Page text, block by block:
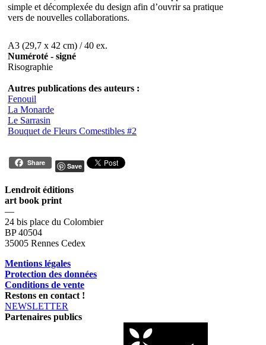
simple et décomplexée du design afin d’ouvrir sa pratique
vers de nouvelles collaborations.
A3 (29,7 x 42 cm) / 40 ex.
Numéroté - signé
Risographie
Autres publications des auteurs :
Fenouil
La Monarde
Le Sarrasin
Bouquet de Fleurs Comestibles #2
Share Save
Lendroit éditions
art book print
—
24 bis place du Colombier
BP 40504
35005 Rennes Cedex
Mentions légales
Protection des données
Conditions de vente
Restons en contact !
NEWSLETTER
Partenaires publics